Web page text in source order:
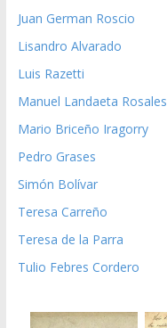
Juan German Roscio
Lisandro Alvarado
Luis Razetti
Manuel Landaeta Rosales
Mario Briceño Iragorry
Pedro Grases
Simón Bolívar
Teresa Carreño
Teresa de la Parra
Tulio Febres Cordero